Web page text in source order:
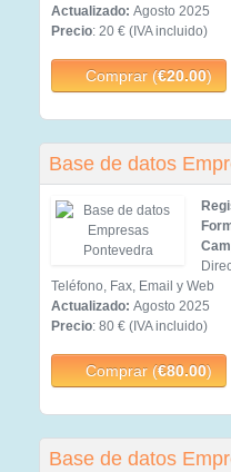
Actualizado: Agosto 2025
Precio: 20 € (IVA incluido)
Comprar (€20.00)
Base de datos
Teléfono, Fax, Email y Web
Actualizado: Agosto 2025
Precio: 80 € (IVA incluido)
Comprar (€80.00)
Base de datos